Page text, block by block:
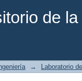
de
→ Laboratorio